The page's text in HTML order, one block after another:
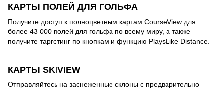
КАРТЫ ПОЛЕЙ ДЛЯ ГОЛЬФА
Получите доступ к полноцветным картам CourseView для
более 43 000 полей для гольфа по всему миру, а также
получите таргетинг по кнопкам и функцию PlaysLike Distance.
КАРТЫ SKIVIEW
Отправляйтесь на заснеженные склоны с предварительно